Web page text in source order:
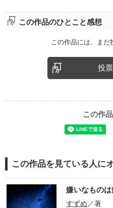
この作品のひとこと感想
この作品には、まだ
投
この作
この作品を見ている人に
嫌いなもの
すずめ ／著